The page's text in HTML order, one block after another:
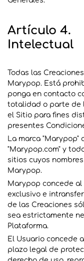
Artículo
Intelectual
Todas las
Marypop. Está
ponga en contacto
totalidad o parte de
el Sitio para fines
presentes
La marca
"Marypop.com" y
sitios cuyos
Marypop.
Marypop concede
exclusivo e
de las Creaciones
sea estrictamente
Plataforma.
El Usuario concede
plazo legal de